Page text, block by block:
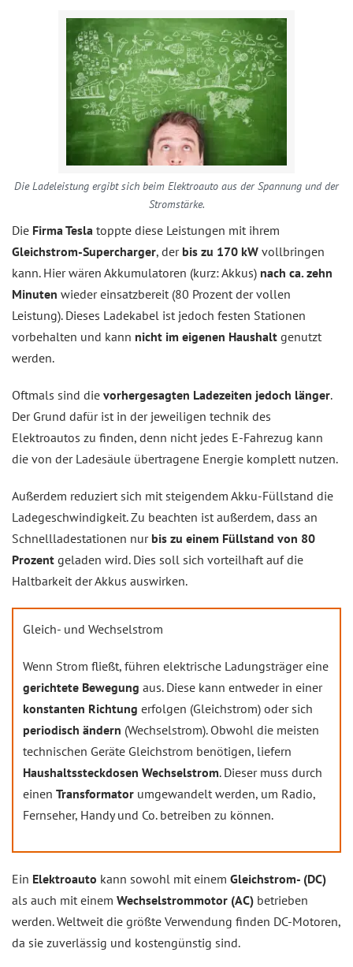
Die Ladeleistung ergibt sich beim Elektroauto aus der Spannung und der
Stromstärke.
Die Firma Tesla toppte diese Leistungen mit ihrem
Gleichstrom-Supercharger, der bis zu 170 kW vollbringen
kann. Hier wären Akkumulatoren (kurz: Akkus) nach ca. zehn
Minuten wieder einsatzbereit (80 Prozent der vollen
Leistung). Dieses Ladekabel ist jedoch festen Stationen
vorbehalten und kann nicht im eigenen Haushalt genutzt
werden.
Oftmals sind die vorhergesagten Ladezeiten jedoch länger.
Der Grund dafür ist in der jeweiligen technik des
Elektroautos zu finden, denn nicht jedes E-Fahrezug kann
die von der Ladesäule übertragene Energie komplett nutzen.
Außerdem reduziert sich mit steigendem Akku-Füllstand die
Ladegeschwindigkeit. Zu beachten ist außerdem, dass an
Schnellladestationen nur bis zu einem Füllstand von 80
Prozent geladen wird. Dies soll sich vorteilhaft auf die
Haltbarkeit der Akkus auswirken.
Gleich- und Wechselstrom
Wenn Strom fließt, führen elektrische Ladungsträger eine
gerichtete Bewegung aus. Diese kann entweder in einer
konstanten Richtung erfolgen (Gleichstrom) oder sich
periodisch ändern (Wechselstrom). Obwohl die meisten
technischen Geräte Gleichstrom benötigen, liefern
Haushaltssteckdosen Wechselstrom. Dieser muss durch
einen Transformator umgewandelt werden, um Radio,
Fernseher, Handy und Co. betreiben zu können.
Ein Elektroauto kann sowohl mit einem Gleichstrom- (DC)
als auch mit einem Wechselstrommotor (AC) betrieben
werden. Weltweit die größte Verwendung finden DC-Motoren,
da sie zuverlässig und kostengünstig sind.